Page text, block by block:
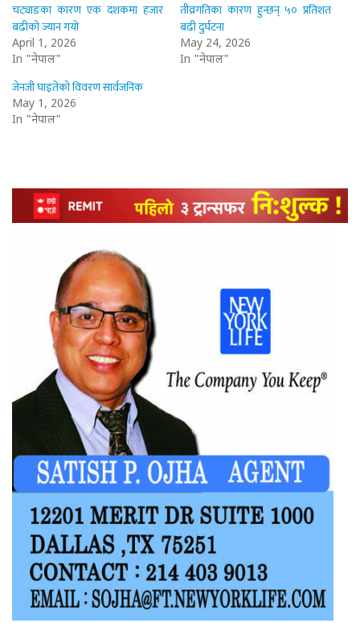
चट्याङका कारण एक दशकमा हजार
बढीको ज्यान गयो
April 1, 2026
In "नेपाल"
तीव्रगतिका कारण हुन्छन् ५० प्रतिशत
बढी दुर्घटना
May 24, 2026
In "नेपाल"
जेनजी घाइतेको विवरण सार्वजनिक
May 1, 2026
In "नेपाल"